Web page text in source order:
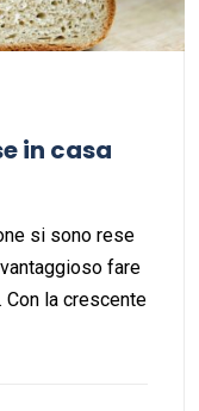
in casa
si sono rese
fare
Con la crescente